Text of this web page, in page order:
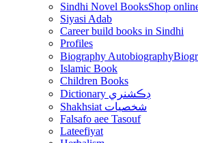
Sindhi Novel Books
Siyasi Adab
Career build books in Sindhi
Profiles
Biography Autobiography
Islamic Book
Children Books
Dictionary ڊڪشنري
Shakhsiat شخصيات
Falsafo aee Tasouf
Lateefiyat